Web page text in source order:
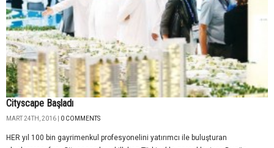
Cityscape Başladı
MART 24TH, 2016 | 0 COMMENTS
HER yıl 100 bin gayrimenkul profesyonelini yatırımcı ile buluşturan